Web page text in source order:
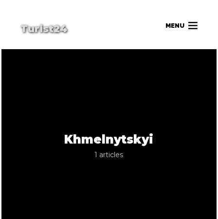
Turist24 MENU
Khmelnytskyi
1 articles